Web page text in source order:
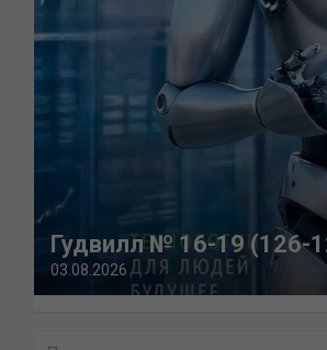
Гудвилл № 16-19 (126-
03.08.2026